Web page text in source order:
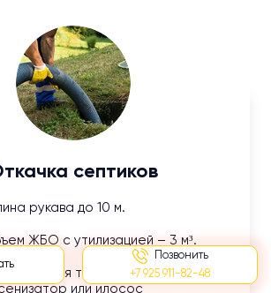
Позвонить
+7 925 911-82-48
септиков
рукава до 10 м.
ЖБО с утилизацией – 3 м³.
техника:
или илосос